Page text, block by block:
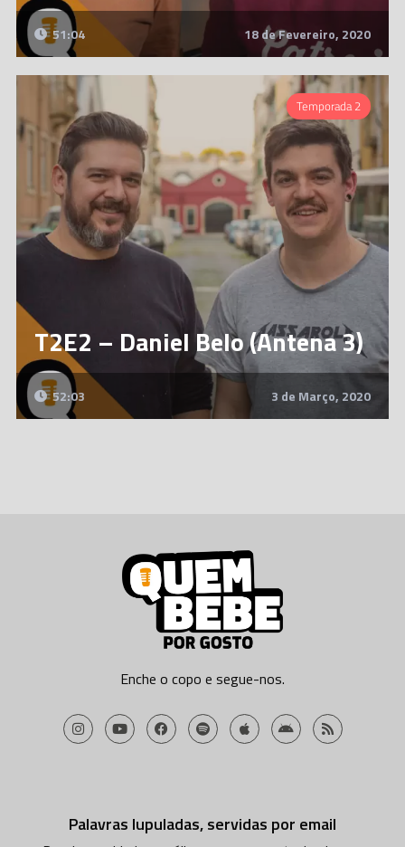
51:04 18 de Fevereiro, 2020
Temporada 2
T2E2 – Daniel Belo (Antena 3)
52:03 3 de Março, 2020
Enche o copo e segue-nos.
Palavras lupuladas, servidas por email